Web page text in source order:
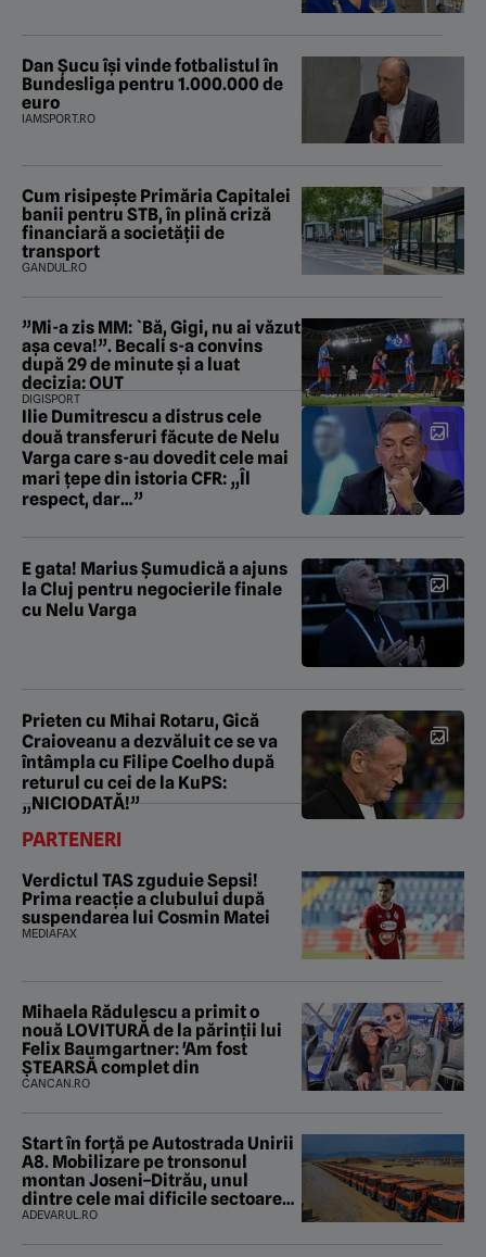
Dan Șucu își vinde fotbalistul în
Bundesliga pentru 1.000.000 de
euro
IAMSPORT.RO
Cum risipește Primăria Capitalei
banii pentru STB, în plină criză
financiară a societății de
transport
GANDUL.RO
”Mi-a zis MM: `Bă, Gigi, nu ai văzut
așa ceva!”. Becali s-a convins
după 29 de minute și a luat
decizia: OUT
DIGISPORT
Ilie Dumitrescu a distrus cele
două transferuri făcute de Nelu
Varga care s-au dovedit cele mai
mari țepe din istoria CFR: „Îl
respect, dar…”
E gata! Marius Șumudică a ajuns
la Cluj pentru negocierile finale
cu Nelu Varga
Prieten cu Mihai Rotaru, Gică
Craioveanu a dezvăluit ce se va
întâmpla cu Filipe Coelho după
returul cu cei de la KuPS:
„NICIODATĂ!”
PARTENERI
Verdictul TAS zguduie Sepsi!
Prima reacție a clubului după
suspendarea lui Cosmin Matei
MEDIAFAX
Mihaela Rădulescu a primit o
nouă LOVITURĂ de la părinții lui
Felix Baumgartner: 'Am fost
ȘTEARSĂ complet din
CANCAN.RO
Start în forță pe Autostrada Unirii
A8. Mobilizare pe tronsonul
montan Joseni–Ditrău, unul
dintre cele mai dificile sectoare
care traversează Carpații
ADEVARUL.RO